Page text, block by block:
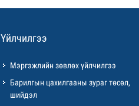
Үйлчилгээ
Мэргэжлийн зөвлөх үйлчилгээ
Барилгын цахилгааны зураг төсөл,
шийдэл